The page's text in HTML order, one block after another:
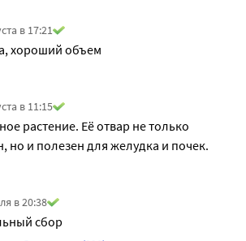
в 17:21
хороший объем
в 11:15
растение. Её отвар не только
но и полезен для желудка и почек.
в 20:38
сбор